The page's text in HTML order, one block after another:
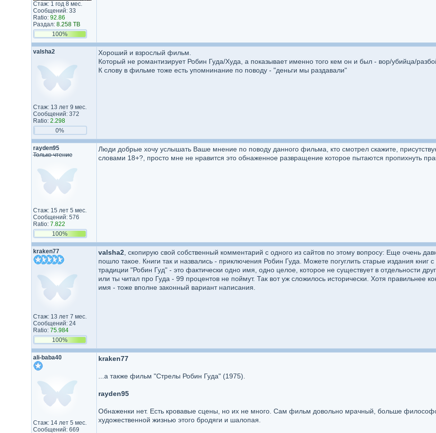
Стаж: 1 год 8 мес.
Сообщений: 33
Ratio: 92.86
Раздал: 8.258 TB
100%
valsha2
Стаж: 13 лет 9 мес.
Сообщений: 372
Ratio: 2.298
0%
Хороший и взрослый фильм.
Который не романтизирует Робин Гуда/Худа, а показывает именно того кем он и был - вор/убийца/
К слову в фильме тоже есть упомнинание по поводу - "деньги мы раздавали"
rayden95
Только чтение
Стаж: 15 лет 5 мес.
Сообщений: 576
Ratio: 7.822
100%
Люди добрые хочу услышать Ваше мнение по поводу данного фильма, кто смотрел скажите,
словами 18+?, просто мне не нравится это обнаженное развращение которое пытаются пропихнуть
kraken77
Стаж: 13 лет 7 мес.
Сообщений: 24
Ratio: 75.984
100%
valsha2, скопирую свой собственный комментарий с одного из сайтов по этому вопросу: Еще очень
пошло такое. Книги так и назвались - приключения Робин Гуда. Можете погуглить старые издания
традиции "Робин Гуд" - это фактически одно имя, одно целое, которое не существует в отдельности
или ты читал про Гуда - 99 процентов не поймут. Так вот уж сложилось исторически. Хотя правильнее
имя - тоже вполне законный вариант написания.
ali-baba40
Стаж: 14 лет 5 мес.
Сообщений: 669
kraken77
...а также фильм "Стрелы Робин Гуда" (1975).
rayden95
Обнаженки нет. Есть кровавые сцены, но их не много. Сам фильм довольно мрачный, больше
художественной жизнью этого бродяги и шалопая.